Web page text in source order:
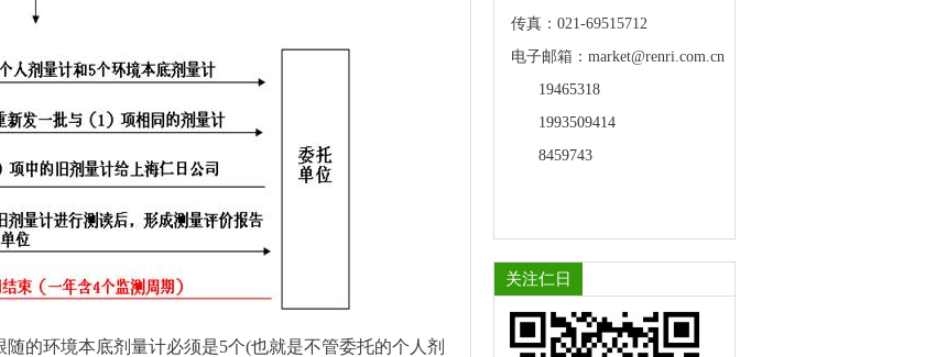
传真：021-69515712
电子邮箱：market@renri.com.cn
19465318
1993509414
8459743
关注仁日
的环境本底剂量计必须是5个(也就是不管委托的个人剂